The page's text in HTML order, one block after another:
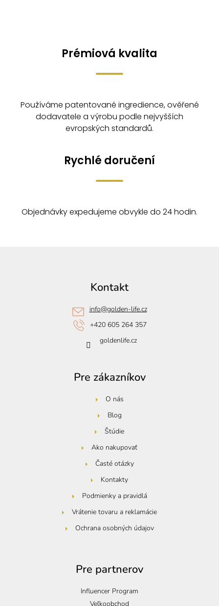
Prémiová kvalita
Používáme patentované ingredience, ověřené
dodavatele a výrobu podle nejvyšších
evropských standardů.
Rychlé doručení
Objednávky expedujeme obvykle do 24 hodin.
Pre zákazníkov
O nás
Blog
Štúdie
Ako nakupovať
Časté otázky
Kontakty
Podmienky a pravidlá
Vrátenie tovaru a reklamácie
Ochrana osobných údajov
Pre partnerov
Influencer Program
Veľkoobchod
Kontakt
info@golden-life.cz
+420 605 264 357
goldenlife.cz